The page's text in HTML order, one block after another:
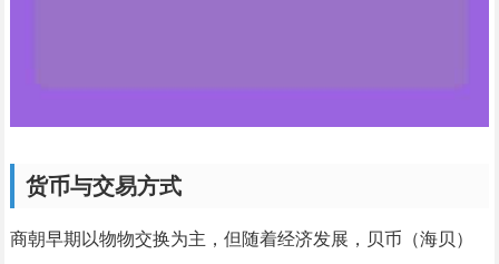
货币与交易方式
商朝早期以物物交换为主，但随着经济发展，贝币（海贝）